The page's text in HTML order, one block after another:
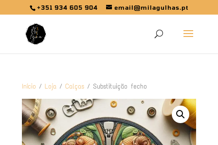
+351 934 605 904 email@milagulhas.pt
Início / Loja/ Calças/ Substituição fecho